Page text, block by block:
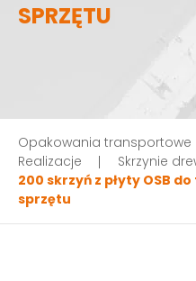
SPRZĘTU
Opakowania
Realizacje
Skrzynie
200 skrzyń z płyty OSB
sprzętu